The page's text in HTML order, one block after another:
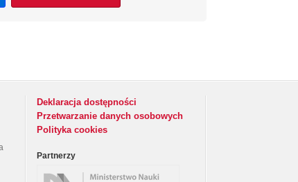
Deklaracja dostępności
Przetwarzanie danych osobowych
Polityka cookies
Partnerzy